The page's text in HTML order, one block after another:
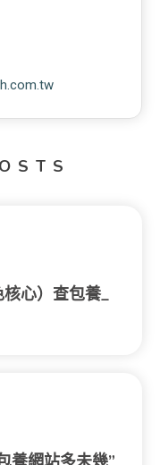
心）查包養_